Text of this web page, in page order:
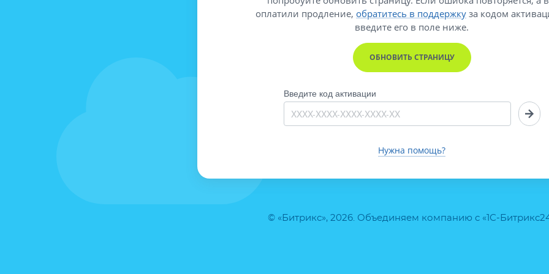
© «Битрикс», 2026. Объединяем компанию с «1С-
оплатили продление, обратитесь в поддержку за кодом
введите его в поле ниже.
ОБНОВИТЬ СТРАНИЦУ
Введите код активации
Нужна помощь?